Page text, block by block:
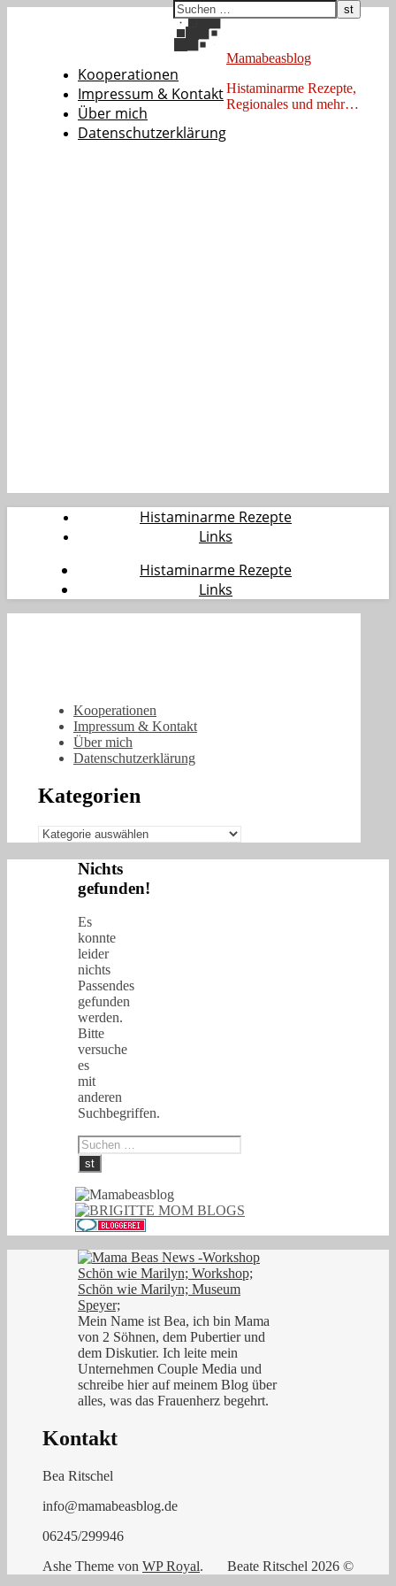
Kooperationen
Impressum & Kontakt
Über mich
Datenschutzerklärung
Mamabeasblog
Histaminarme Rezepte,
Regionales und mehr…
Histaminarme Rezepte
Links
Histaminarme Rezepte
Links
Kooperationen
Impressum & Kontakt
Über mich
Datenschutzerklärung
Kategorien
Kategorien
Nichts
gefunden!
Es
konnte
leider
nichts
Passendes
gefunden
werden.
Bitte
versuche
es
mit
anderen
Suchbegriffen.
Mein Name ist Bea, ich bin Mama
von 2 Söhnen, dem Pubertier und
dem Diskutier. Ich leite mein
Unternehmen Couple Media und
schreibe hier auf meinem Blog über
alles, was das Frauenherz begehrt.
Kontakt
Bea Ritschel
info@mamabeasblog.de
06245/299946
Beate Ritschel 2026 ©
Ashe Theme von WP Royal.